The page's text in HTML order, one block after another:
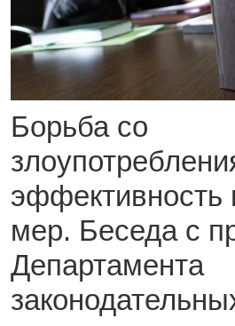
Борьба со
эффективность
мер. Беседа с
Департамента